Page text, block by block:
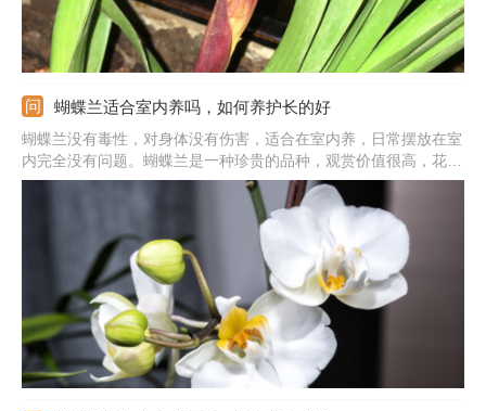
蝴蝶兰适合室内养吗，如何养护长的好
蝴蝶兰没有毒性，对身体没有伤害，适合在室内养，日常摆放在室
内完全没有问题。蝴蝶兰是一种珍贵的品种，观赏价值很高，花朵
颜色艳丽，形态酷似飞舞的蝴蝶，能装点家居环境。并且蝴蝶兰白
天在有阳光的情况下，可以吸收阳光合成养分，释放出氧气，改善